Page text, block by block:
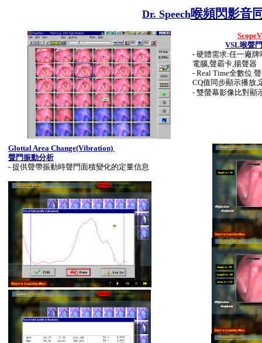
Dr. Speech喉頻閃影音
VSL喉聲
-硬體需求:任一廠牌
電腦,聲霸卡,揚聲器
-Real Time全數位
CQ值同步顯示播放,
-雙螢幕影像比對顯
Glottal Area Change(Vibration)
聲門振動分析
-提供聲帶振動時聲門面積變化的定量信息